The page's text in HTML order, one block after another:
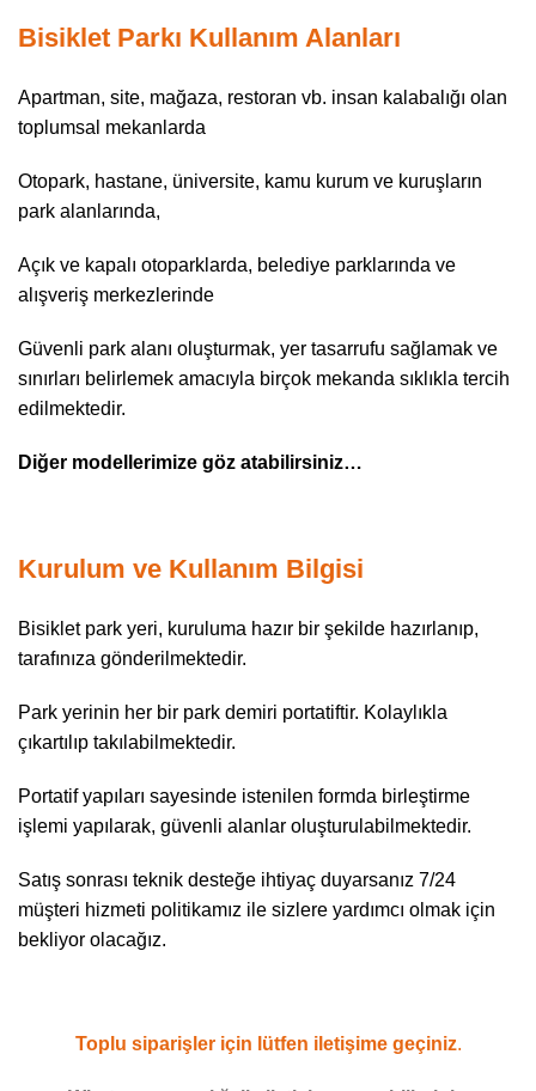
Bisiklet Parkı Kullanım Alanları
Apartman, site, mağaza, restoran vb. insan kalabalığı olan
toplumsal mekanlarda
Otopark, hastane, üniversite, kamu kurum ve kuruşların
park alanlarında,
Açık ve kapalı otoparklarda, belediye parklarında ve
alışveriş merkezlerinde
Güvenli park alanı oluşturmak, yer tasarrufu sağlamak ve
sınırları belirlemek amacıyla birçok mekanda sıklıkla tercih
edilmektedir.
Diğer modellerimize göz atabilirsiniz…
Kurulum ve Kullanım Bilgisi
Bisiklet park yeri, kuruluma hazır bir şekilde hazırlanıp,
tarafınıza gönderilmektedir.
Park yerinin her bir park demiri portatiftir. Kolaylıkla
çıkartılıp takılabilmektedir.
Portatif yapıları sayesinde istenilen formda birleştirme
işlemi yapılarak, güvenli alanlar oluşturulabilmektedir.
Satış sonrası teknik desteğe ihtiyaç duyarsanız 7/24
müşteri hizmeti politikamız ile sizlere yardımcı olmak için
bekliyor olacağız.
Toplu siparişler için lütfen iletişime geçiniz.